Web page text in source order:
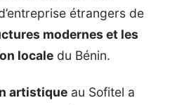
étrangers de
modernes et les
locale du Bénin.
artistique au Sofitel a